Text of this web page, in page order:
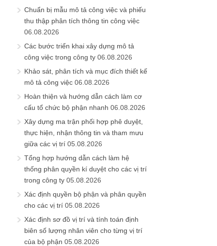
Chuẩn bị mẫu mô tả công việc và phiếu
thu thập phân tích thông tin công việc
06.08.2026
Các bước triển khai xây dựng mô tả
công việc trong công ty 06.08.2026
Khảo sát, phân tích và mục đích thiết kế
mô tả công việc 06.08.2026
Hoàn thiện và hướng dẫn cách làm cơ
cấu tổ chức bộ phận nhanh 06.08.2026
Xây dựng ma trận phối hợp phê duyệt,
thực hiện, nhận thông tin và tham mưu
giữa các vị trí 05.08.2026
Tổng hợp hướng dẫn cách làm hệ
thống phân quyền kí duyệt cho các vị trí
trong công ty 05.08.2026
Xác định quyền bộ phận và phân quyền
cho các vị trí 05.08.2026
Xác định sơ đồ vị trí và tính toán định
biên số lượng nhân viên cho từng vị trí
của bộ phận 05.08.2026